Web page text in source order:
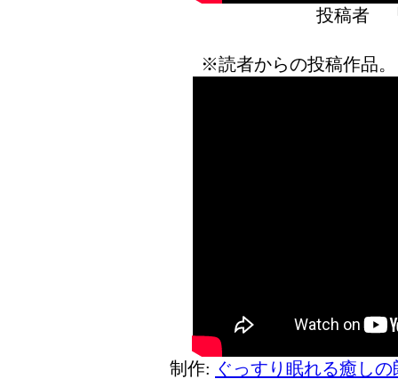
投稿者
※読者からの投稿作品
制作: ぐっすり眠れる癒し